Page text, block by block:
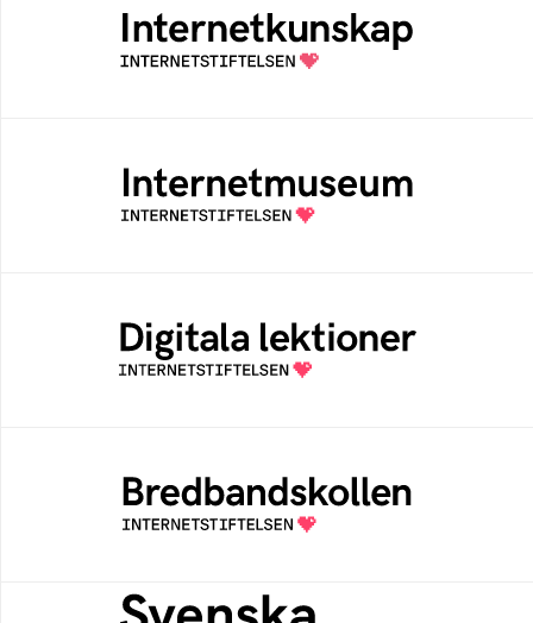
Samlad kunskap som hjälper dig att bli en
säker och medveten internetanvändare
Ett digitalt museum som byggts, och kureras
av Internetstiftelsen
Öppen digital lärresurs med färdiga lektioner
för alla stadier i grundskolan
Bredbandskollen är ett oberoende
konsumentverktyg som drivs av
Internetstiftelsen
Svenska federationer